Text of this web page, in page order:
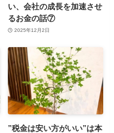
い、会社の成長を加速させ
るお金の話⑦
2025年12月2日
”税金は安い方がいい”は本